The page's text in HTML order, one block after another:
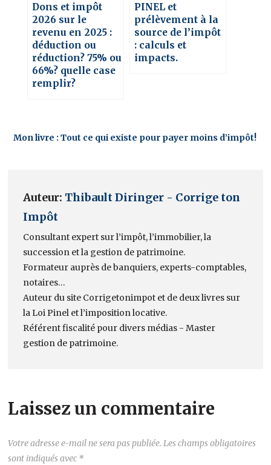
Dons et impôt
2026 sur le
revenu en 2025 :
déduction ou
réduction? 75% ou
66%? quelle case
remplir?
PINEL et
prélèvement à la
source de l’impôt
: calculs et
impacts.
Mon livre : Tout ce qui existe pour payer moins d’impôt!
Auteur: Thibault Diringer - Corrige ton
Impôt
Consultant expert sur l’impôt, l’immobilier, la
succession et la gestion de patrimoine.
Formateur auprès de banquiers, experts-comptables,
notaires…
Auteur du site Corrigetonimpot et de deux livres sur
la Loi Pinel et l’imposition locative.
Référent fiscalité pour divers médias - Master
gestion de patrimoine.
Laissez un commentaire
Votre adresse e-mail ne sera pas publiée. Les champs obligatoires
sont indiqués avec *